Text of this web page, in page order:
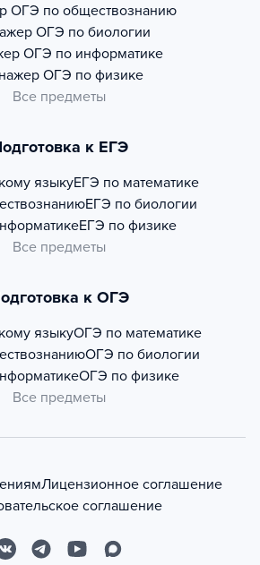
ОГЭ по обществознанию
ОГЭ по биологии
ОГЭ по информатике
ОГЭ по физике
Все предметы
к ЕГЭ
языкуЕГЭ по математике
ЕГЭ по биологии
ЕГЭ по физике
Все предметы
к ОГЭ
языкуОГЭ по математике
ОГЭ по биологии
ОГЭ по физике
Все предметы
Лицензионное соглашение
соглашение